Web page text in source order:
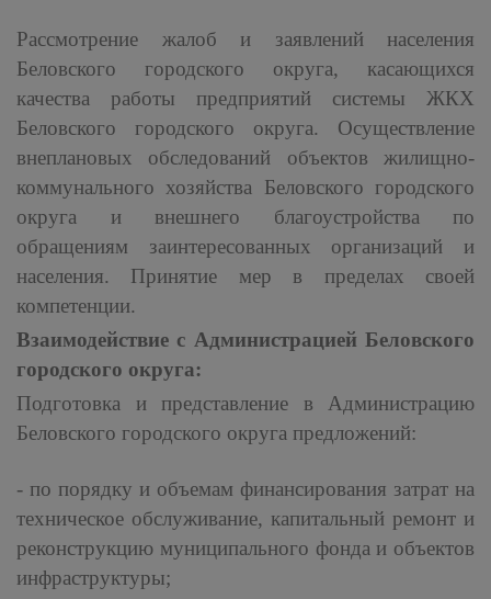
Рассмотрение жалоб и заявлений населения
Беловского городского округа, касающихся
качества работы предприятий системы ЖКХ
Беловского городского округа. Осуществление
внеплановых обследований объектов жилищно-
коммунального хозяйства Беловского городского
округа и внешнего благоустройства по
обращениям заинтересованных организаций и
населения. Принятие мер в пределах своей
компетенции.
Взаимодействие с Администрацией Беловского
городского округа:
Подготовка и представление в Администрацию
Беловского городского округа предложений:
- по порядку и объемам финансирования затрат на
техническое обслуживание, капитальный ремонт и
реконструкцию муниципального фонда и объектов
инфраструктуры;